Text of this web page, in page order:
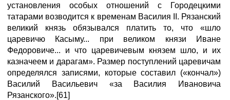
установления особых отношений с Городецкими
татарами возводится к временам Василия II. Рязанский
великий князь обязывался платить то, что «шло
царевичю Касыму... при великом князи Иване
Федоровиче... и что царевичевым князем шло, и их
казначеем и дарагам». Размер поступлений царевичам
определялся записями, которые составил («кончал»)
Василий Васильевич «за Василия Ивановича
Рязанского».[61]